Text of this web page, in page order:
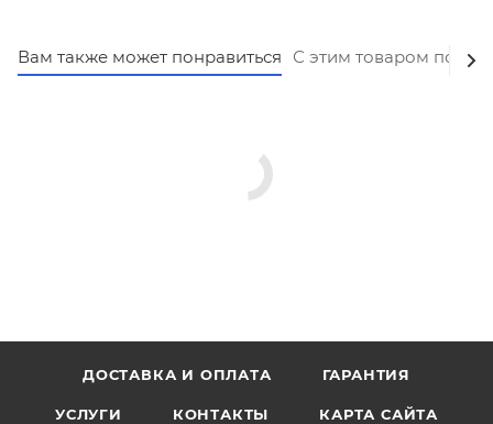
Вам также может понравиться С этим товаром
ДОСТАВКА И ОПЛАТА ГАРАНТИЯ
УСЛУГИ КОНТАКТЫ КАРТА САЙТА